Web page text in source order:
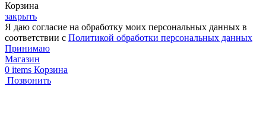
Корзина
закрыть
Я даю согласие на обработку моих персональных данных в
соответствии с Политикой обработки персональных данных
Принимаю
Магазин
0 items Корзина
Позвонить